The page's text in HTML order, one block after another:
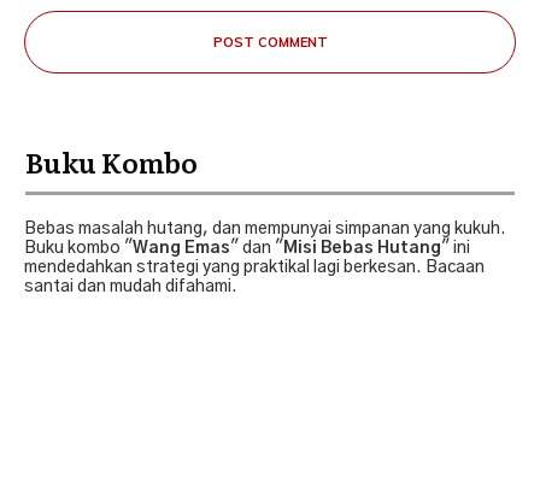
POST COMMENT
Buku Kombo
Bebas masalah hutang, dan mempunyai simpanan yang kukuh.
Buku kombo "Wang Emas" dan " Misi Bebas Hutang" ini
mendedahkan strategi yang praktikal lagi berkesan. Bacaan
santai dan mudah difahami.